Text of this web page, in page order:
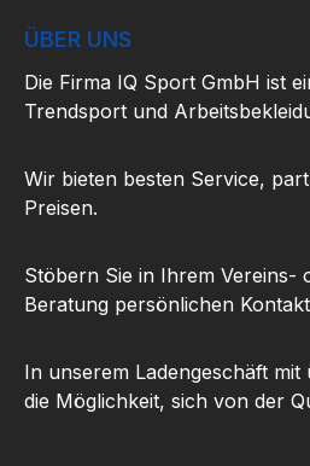
ÜBER UNS
Die Firma IQ Sport GmbH ist
Trendsport und
Wir bieten besten Service,
Preisen.
Stöbern Sie in Ihrem Vereins-
Beratung persönlichen
In unserem Ladengeschäft
die Möglichkeit, sich von der